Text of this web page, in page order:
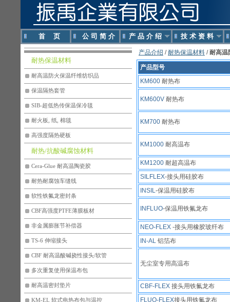
首 页 公 司 简 介 产 品 介 绍 技 术 资 料
耐热保温材料
耐高温防火保温纤维纺织品
保温隔热套管
SIB-超低热传保温保冷毯
耐火板, 纸, 棉毯
高强度隔热硬板
耐热/抗酸碱腐蚀材料
Cera-Glue 耐高温陶瓷胶
耐热耐腐蚀车缝线
软性铁氟龙密封条
CBF高强度PTFE薄膜板材
非金属膨胀节补偿器
TS-6 伸缩接头
CBF 耐高温酸碱挠性接头/软管
多次重复使用保温布包
耐高温密封垫片
KM-EL 软式电热布包与温控
产品介绍 /耐热保温材料 /耐高温
产品型号
KM600耐热布
KM600V耐热布
KM700耐热布
KM1000耐高温布
KM1200耐超高温布
SILFLEX-接头用硅胶布
INSIL-保温用硅胶布
INFLUO-保温用铁氟龙布
NEO-FLEX-接头用橡胶玻纤布
IN-AL铝箔布
无尘室专用高温布
CBF-FLEX接头用铁氟龙布
FLUO-FLEX接头用铁氟龙布